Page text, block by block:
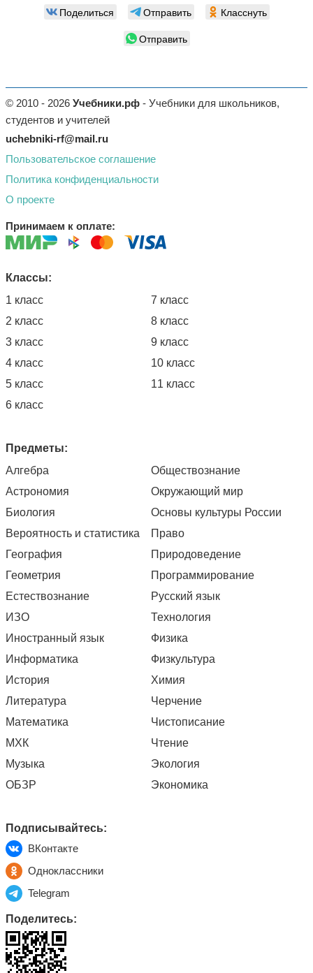
Поделиться Отправить
Класснуть
Отправить
© 2010 - 2026 Учебники.рф - Учебники для школьников,
студентов и учителей
uchebniki-rf@mail.ru
Пользовательское соглашение
Политика конфиденциальности
О проекте
Принимаем к оплате:
Классы:
1 класс
2 класс
3 класс
4 класс
5 класс
6 класс
7 класс
8 класс
9 класс
10 класс
11 класс
Предметы:
Алгебра
Астрономия
Биология
Вероятность и статистика
География
Геометрия
Естествознание
ИЗО
Иностранный язык
Информатика
История
Литература
Математика
МХК
Музыка
ОБЗР
Обществознание
Окружающий мир
Основы культуры России
Право
Природоведение
Программирование
Русский язык
Технология
Физика
Физкультура
Химия
Черчение
Чистописание
Чтение
Экология
Экономика
Подписывайтесь:
ВКонтакте
Одноклассники
Telegram
Поделитесь: